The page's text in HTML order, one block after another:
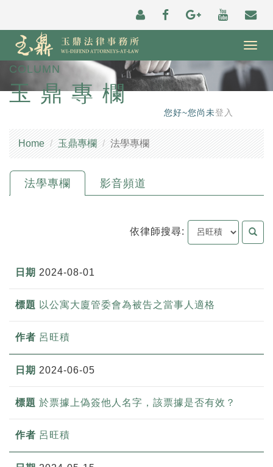
COLUMN
玉鼎專欄
您好~您尚未登入
Home 玉鼎專欄 法學專欄
法學專欄 影音頻道
依律師搜尋:
2024-08-01
以公寓大廈管委會為被告之當事人適格
呂旺積
2024-06-05
於票據上偽簽他人名字，該票據是否有效？
呂旺積